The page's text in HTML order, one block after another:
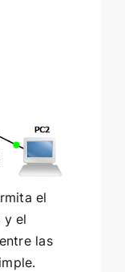
el
y el
las